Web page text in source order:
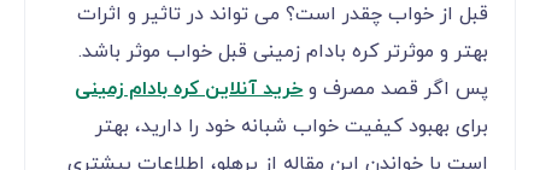
قبل از خواب چقدر است؟ می تواند در تاثیر و اثرات
بهتر و موثرتر کره بادام زمینی قبل خواب موثر باشد.
پس اگر قصد مصرف وخرید آنلاین کره بادام زمینی
برای بهبود کیفیت خواب شبانه خود را دارید، بهتر
است با خواندن این مقاله از پرهلو، اطلاعات بیشتری